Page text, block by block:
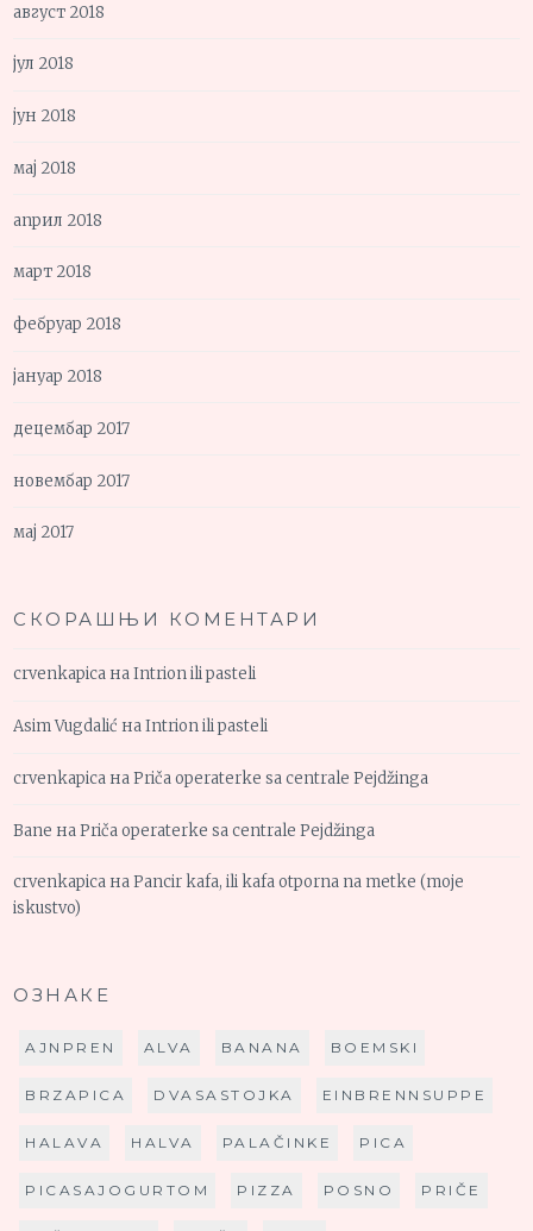
август 2018
јул 2018
јун 2018
мај 2018
април 2018
март 2018
фебруар 2018
јануар 2018
децембар 2017
новембар 2017
мај 2017
СКОРАШЊИ КОМЕНТАРИ
crvenkapica наIntrion ili pasteli
Asim Vugdalić наIntrion ili pasteli
crvenkapica наPriča operaterke sa centrale Pejdžinga
Bane наPriča operaterke sa centrale Pejdžinga
crvenkapica наPancir kafa, ili kafa otporna na metke (moje
iskustvo)
ОЗНАКЕ
AJNPREN ALVA BANANA BOEMSKI
BRZAPICA DVASASTOJKA EINBRENNSUPPE
HALAVA HALVA PALAČINKE PICA
PICASAJOGURTOM PIZZA POSNO PRIČE